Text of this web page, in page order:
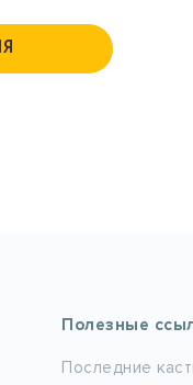
Полезные
Последние